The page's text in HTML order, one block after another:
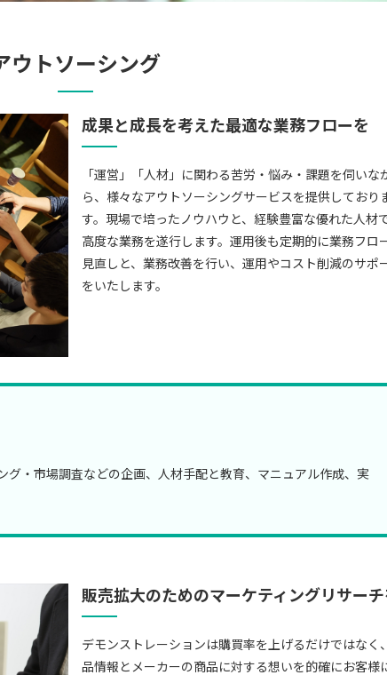
ウトソーシング
成果と成長を考えた最適な業務フローを
「運営」「人材」に関わる苦労・悩み・課題を伺いな
ら、様々なアウトソーシングサービスを提供しており
す。現場で培ったノウハウと、経験豊富な優れた人材で
高度な業務を遂行します。運用後も定期的に業務フロ
見直しと、業務改善を行い、運用やコスト削減のサポ
をいたします。
グ・市場調査などの企画、人材手配と教育、マニュアル作成、実
販売拡大のためのマーケティングリサーチ
デモンストレーションは購買率を上げるだけではなく
品情報とメーカーの商品に対する想いを的確にお客様